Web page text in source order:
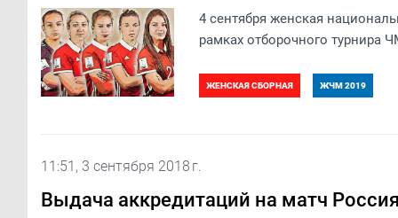
4 сентября женская
рамках отборочного турнира
ЖЕНСКАЯ СБОРНАЯ ЖЧМ 2019
11:51, 3 сентября 2018 г.
Выдача аккредитаций на матч